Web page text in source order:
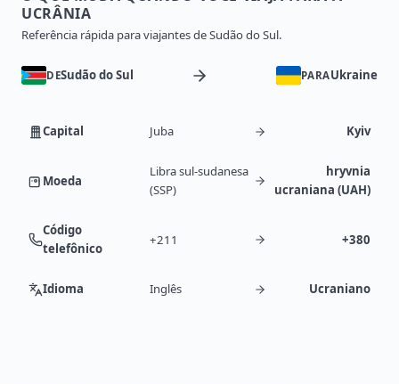
UCRÂNIA
Referência rápida para viajantes de Sudão do Sul.
DESudão do Sul PARAUkraine
Capital Juba Kyiv
Moeda
Libra sul-sudanesa
(SSP)
hryvnia
ucraniana (UAH)
Código
telefônico
+211 +380
Idioma Inglês Ucraniano